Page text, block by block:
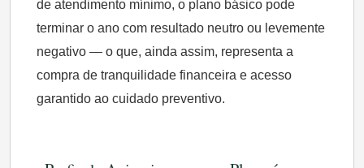
de atendimento mínimo, o plano básico pode
terminar o ano com resultado neutro ou levemente
negativo — o que, ainda assim, representa a
compra de tranquilidade financeira e acesso
garantido ao cuidado preventivo.